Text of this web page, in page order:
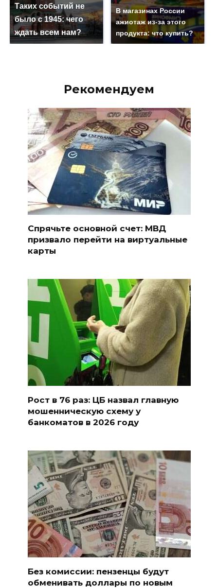
Таких событий не
было с 1945: чего
ждать всем нам?
В магазинах России
ажиотаж из-за этого
продукта: что купить?
Рекомендуем
Спрячьте основной счет: МВД
призвало перейти на виртуальные
карты
Рост в 76 раз: ЦБ назвал главную
мошенническую схему у
банкоматов в 2026 году
Без комиссии: пензенцы будут
обменивать доллары по новым